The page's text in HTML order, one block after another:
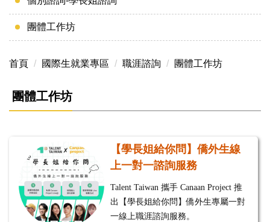
團體工作坊
首頁 國際生就業專區 職涯諮詢 團體工作坊
團體工作坊
【學長姐給你問】僑外生線
上一對一諮詢服務
Talent Taiwan 攜手 Canaan Project 推
出【學長姐給你問】僑外生專屬一對
一線上職涯諮詢服務。